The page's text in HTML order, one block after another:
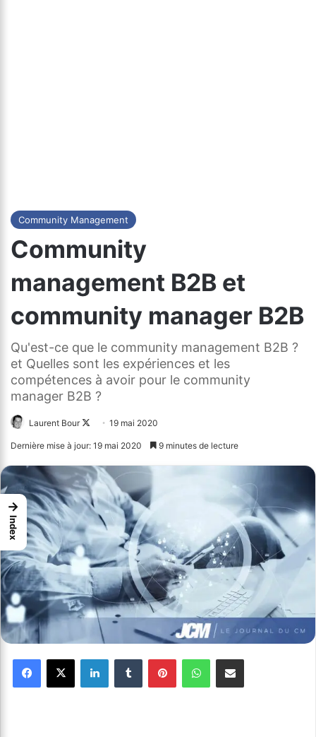
Community Management
Community
management B2B et
community manager B2B
Qu'est-ce que le community management B2B ?
et Quelles sont les expériences et les
compétences à avoir pour le community
manager B2B ?
Laurent Bour
Follow19 mai 2020
Dernière mise à jour: 19 mai 2020 9 minutes de lecture
→
Index